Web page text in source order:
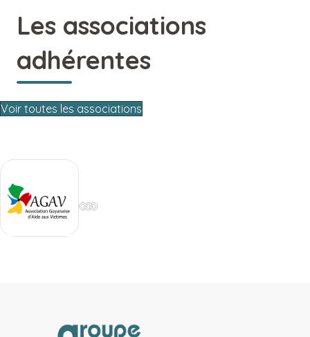
Les associations
adhérentes
Voir toutes les associations